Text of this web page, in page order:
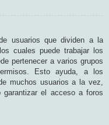
usuarios que dividen a la
cuales puede trabajar los
pertenecer a varios grupos
Esto ayuda, a los
muchos usuarios a la vez,
garantizar el acceso a foros